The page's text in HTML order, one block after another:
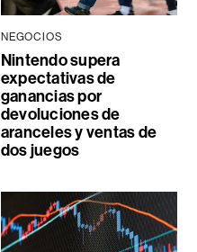
NEGOCIOS
Nintendo supera
expectativas de
ganancias por
devoluciones de
aranceles y ventas de
dos juegos